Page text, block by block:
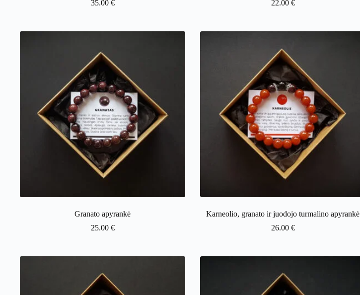
35.00 €
22.00 €
Granato apyrankė
25.00 €
Karneolio, granato ir juodojo turmalino apyrankė
26.00 €